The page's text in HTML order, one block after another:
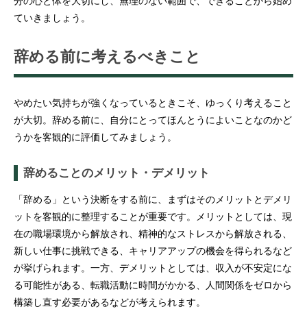
ていきましょう。
辞める前に考えるべきこと
やめたい気持ちが強くなっているときこそ、ゆっくり考えること
が大切。辞める前に、自分にとってほんとうによいことなのかど
うかを客観的に評価してみましょう。
辞めることのメリット・デメリット
「辞める」という決断をする前に、まずはそのメリットとデメリ
ットを客観的に整理することが重要です。メリットとしては、現
在の職場環境から解放され、精神的なストレスから解放される、
新しい仕事に挑戦できる、キャリアアップの機会を得られるなど
が挙げられます。一方、デメリットとしては、収入が不安定にな
る可能性がある、転職活動に時間がかかる、人間関係をゼロから
構築し直す必要があるなどが考えられます。